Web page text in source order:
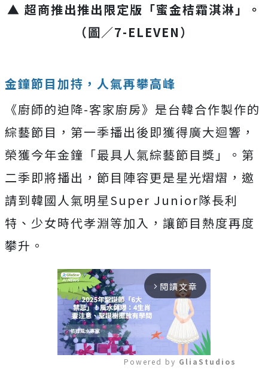
▲ 超商推出推出限定版「蜜金桔霜淇淋」。
（圖／7-ELEVEN）
金鐘節目加持，人氣再攀高峰
《廚師的迫降-客家廚房》是台韓合作製作的
綜藝節目，第一季播出後即獲得廣大迴響，
榮獲今年金鐘「最具人氣綜藝節目獎」。第
二季即將播出，節目陣容更是星光熠熠，邀
請到韓國人氣明星Super Junior隊長利
特、少女時代孝淵等加入，讓節目熱度再度
攀升。
arrow_forward_ios 閱讀文章
Powered by GliaStudios